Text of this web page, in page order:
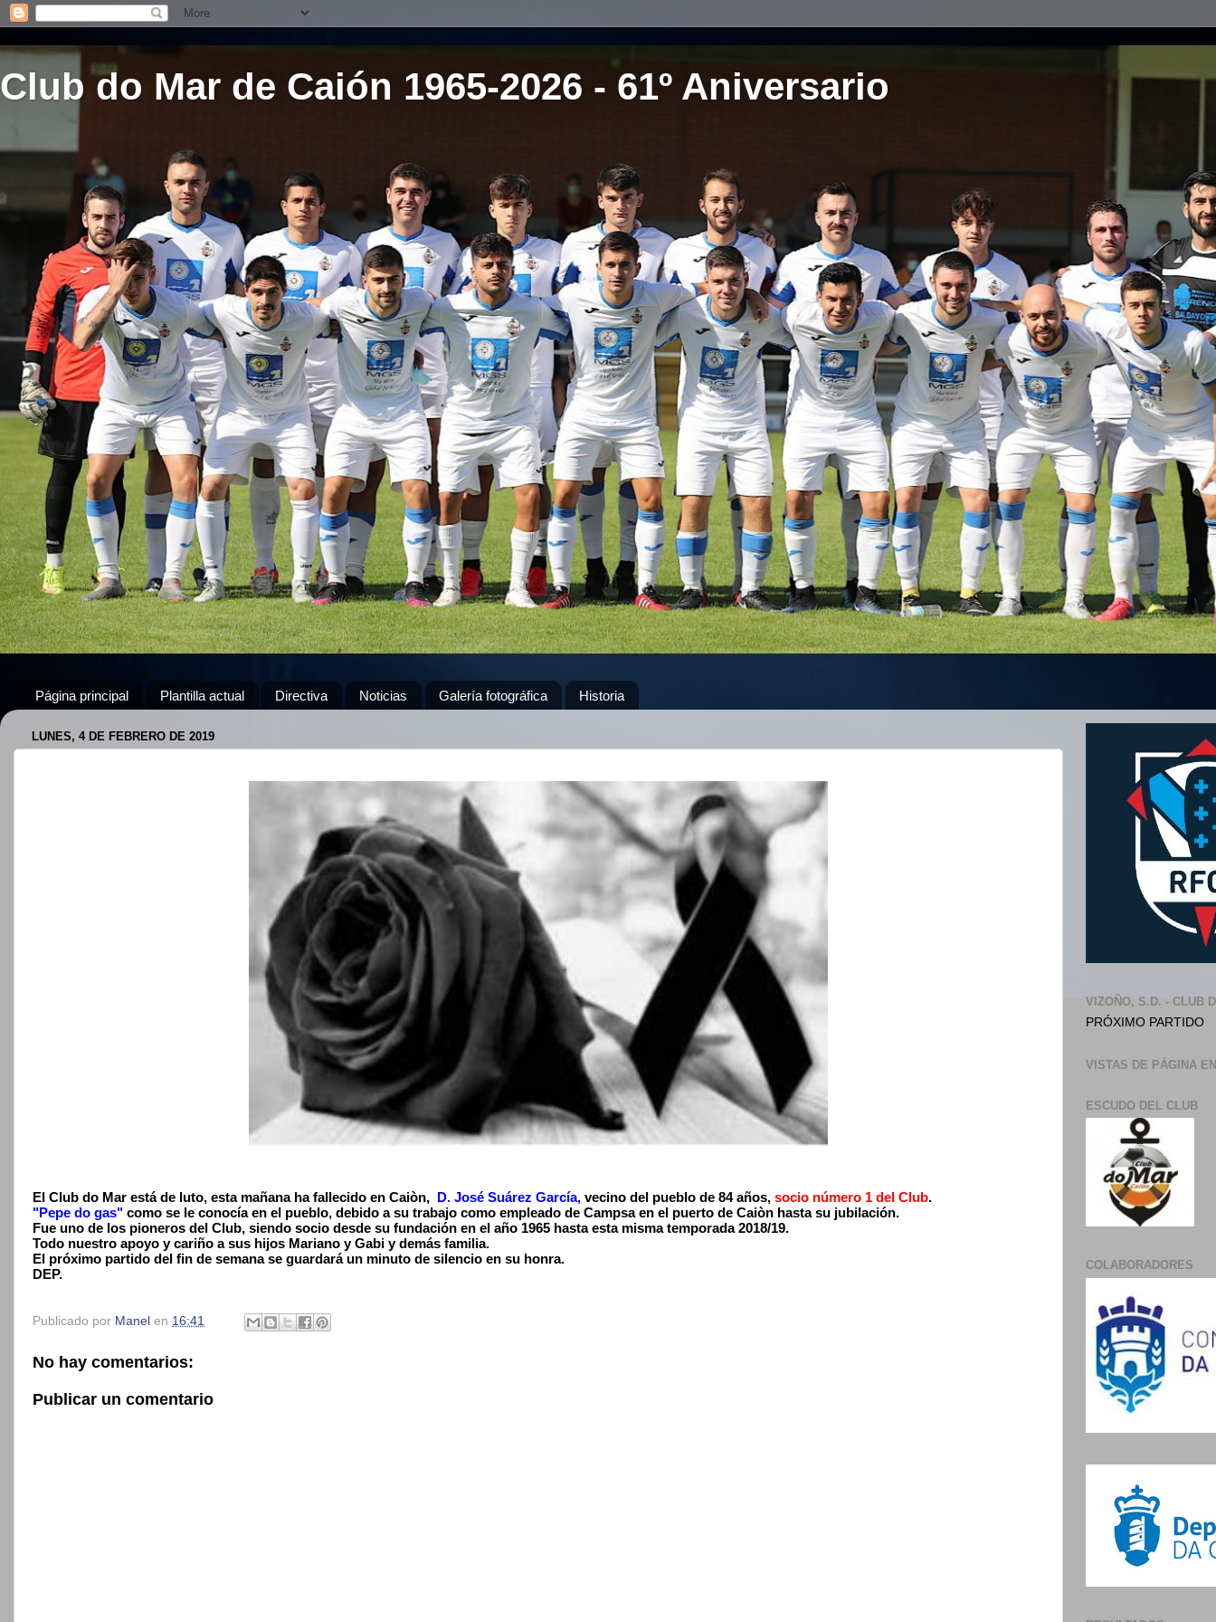
Club do Mar de Caión 1965-2026 - 61º Aniversario
Página principal Plantilla actual Directiva Noticias Galería fotográfica Historia
LUNES, 4 DE FEBRERO DE 2019
El Club do Mar está de luto, esta mañana ha fallecido en Caiòn, D. José Suárez García, vecino del pueblo de 84 años, socio número 1 del Club.
"Pepe do gas" como se le conocía en el pueblo, debido a su trabajo como empleado de Campsa en el puerto de Caiòn hasta su jubilación.
Fue uno de los pioneros del Club, siendo socio desde su fundación en el año 1965 hasta esta misma temporada 2018/19.
Todo nuestro apoyo y cariño a sus hijos Mariano y Gabi y demás familia.
El próximo partido del fin de semana se guardará un minuto de silencio en su honra.
DEP.
Publicado por Manel en 16:41
No hay comentarios:
Publicar un comentario
VIZOÑO, S.D. - CLUB
PRÓXIMO PARTIDO
VISTAS DE PÁGINA
ESCUDO DEL CLUB
COLABORADORES